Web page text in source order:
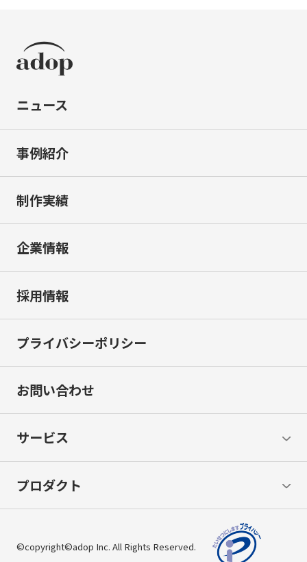
ニュース
事例紹介
制作実績
企業情報
採用情報
プライバシーポリシー
お問い合わせ
サービス
プロダクト
©copyright©adop Inc. All Rights Reserved.